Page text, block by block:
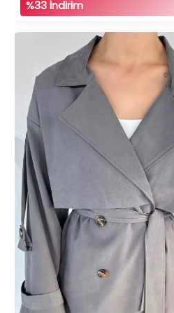
%33 İndirim